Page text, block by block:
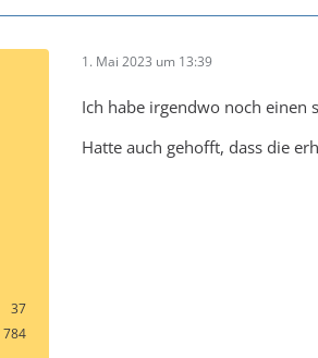
37
784
1. Mai 2023 um 13:39
Ich habe irgendwo noch einen
Hatte auch gehofft, dass die